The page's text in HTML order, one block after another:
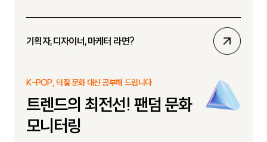
기획자,디자이너,마케터 라면?
상
세
기
K-POP, 덕질 문화 대신 공부해 드립니다
트렌드의 최전선! 팬덤 문화
모니터링